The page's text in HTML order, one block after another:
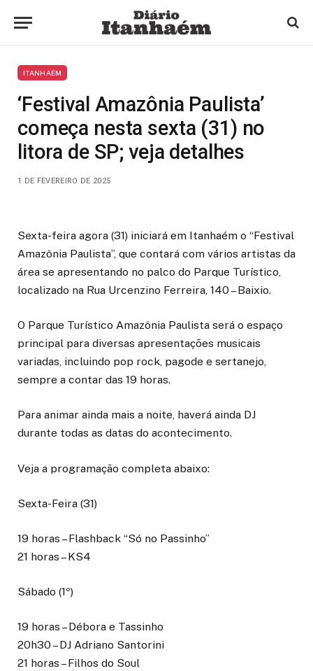
ITANHAÉM
‘Festival Amazônia Paulista’
começa nesta sexta (31) no
litora de SP; veja detalhes
1 DE FEVEREIRO DE 2025
Sexta-feira agora (31) iniciará em Itanhaém o “Festival
Amazônia Paulista”, que contará com vários artistas da
área se apresentando no palco do Parque Turístico,
localizado na Rua Urcenzino Ferreira, 140 – Baixio.
O Parque Turístico Amazônia Paulista será o espaço
principal para diversas apresentações musicais
variadas, incluindo pop rock, pagode e sertanejo,
sempre a contar das 19 horas.
Para animar ainda mais a noite, haverá ainda DJ
durante todas as datas do acontecimento.
Veja a programação completa abaixo:
Sexta-Feira (31)
19 horas – Flashback “Só no Passinho”
21 horas – KS4
Sábado (1º)
19 horas – Débora e Tassinho
20h30 – DJ Adriano Santorini
21 horas – Filhos do Soul